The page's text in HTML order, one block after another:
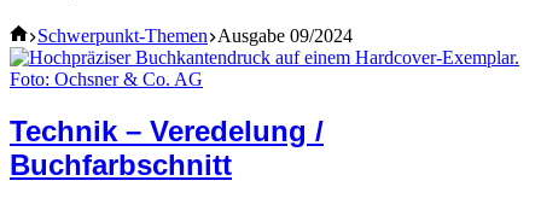
Home
Schwerpunkt-Themen Ausgabe 09/2024
Technik – Veredelung /
Buchfarbschnitt